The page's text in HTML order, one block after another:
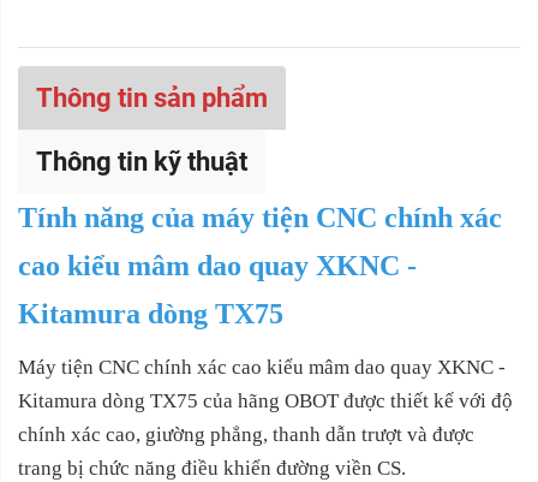
Thông tin sản phẩm
Thông tin kỹ thuật
Tính năng của máy tiện CNC chính xác
cao kiểu mâm dao quay XKNC -
Kitamura dòng TX75
Máy tiện CNC chính xác cao kiểu mâm dao quay XKNC -
Kitamura dòng TX75 của hãng OBOT được thiết kế với độ
chính xác cao, giường phẳng, thanh dẫn trượt và được
trang bị chức năng điều khiển đường viền CS.